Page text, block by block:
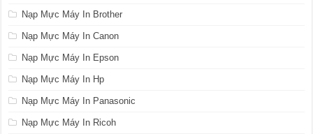
Nạp Mực Máy In Brother
Nạp Mực Máy In Canon
Nạp Mực Máy In Epson
Nạp Mực Máy In Hp
Nạp Mực Máy In Panasonic
Nạp Mực Máy In Ricoh